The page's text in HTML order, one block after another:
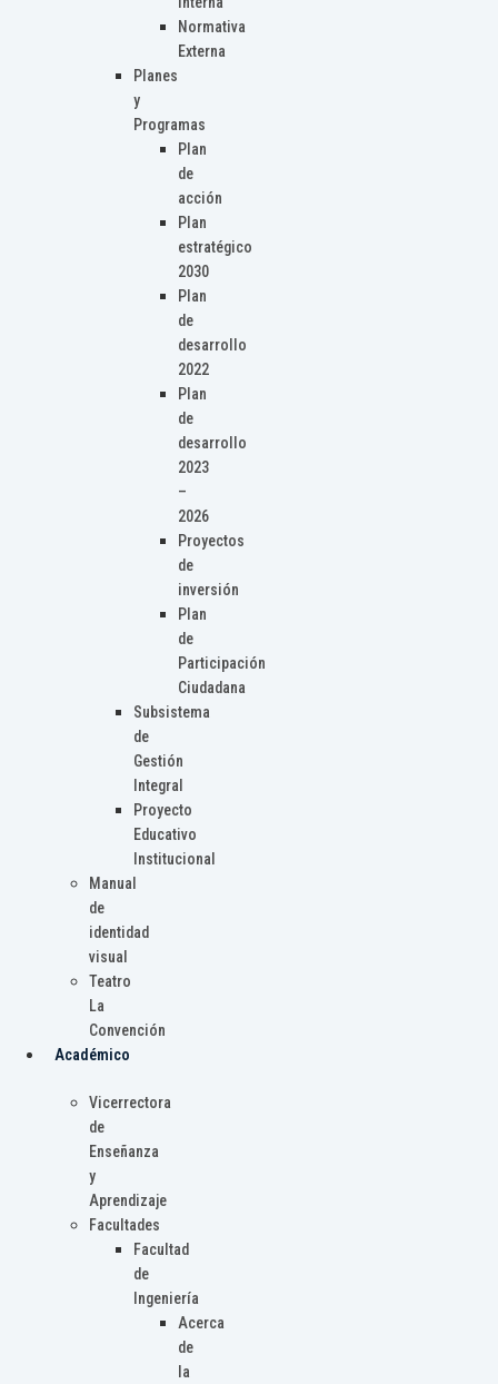
Normativa
Externa
Planes
y
Programas
Plan
de
acción
Plan
estratégico
2030
Plan
de
desarrollo
2022
Plan
de
desarrollo
2023
–
2026
Proyectos
de
inversión
Plan
de
Participación
Ciudadana
Subsistema
de
Gestión
Integral
Proyecto
Educativo
Institucional
Manual
de
identidad
visual
Teatro
La
Convención
Académico
Vicerrectora
de
Enseñanza
y
Aprendizaje
Facultades
Facultad
de
Ingeniería
Acerca
de
la